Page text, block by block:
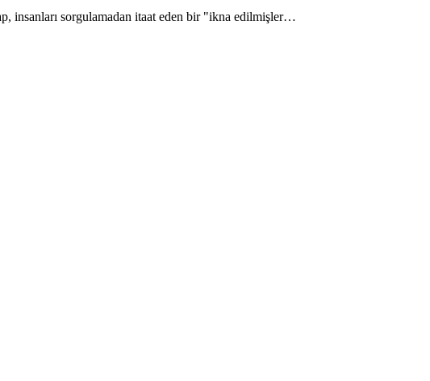
insanları sorgulamadan itaat eden bir "ikna edilmişler…